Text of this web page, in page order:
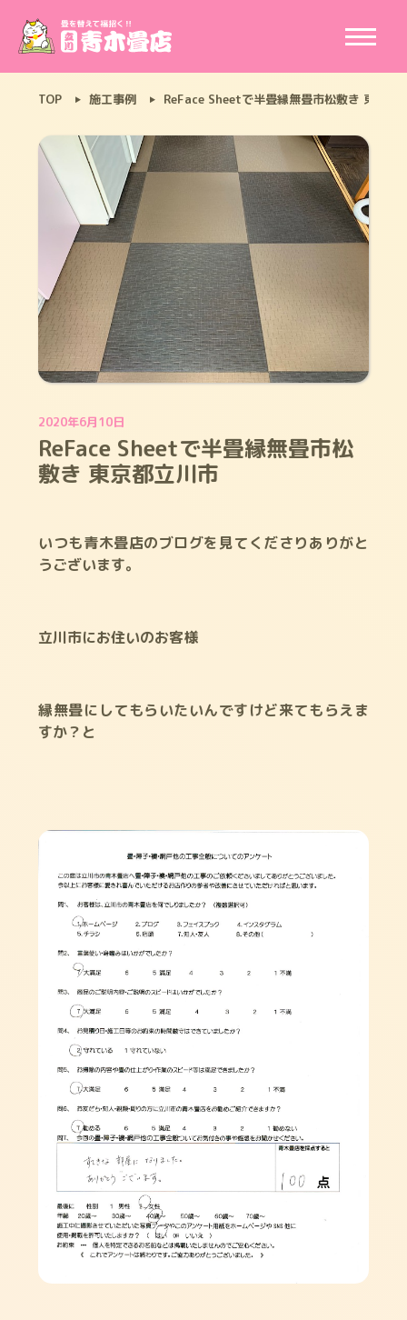
TOP 施工事例 ReFace Sheetで半畳縁無畳市松敷き 東京都
2020年6月10日
ReFace Sheetで半畳縁無畳市松
敷き 東京都立川市
いつも青木畳店のブログを見てくださりありがと
うございます。
立川市にお住いのお客様
縁無畳にしてもらいたいんですけど来てもらえま
すか？と